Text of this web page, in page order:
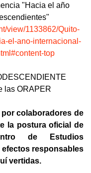
"Hacia el año
view/1133862/Quito-
el-ano-internacional-
top
las ORAPER
colaboradores de
la postura oficial de
de Estudios
responsables
vertidas.